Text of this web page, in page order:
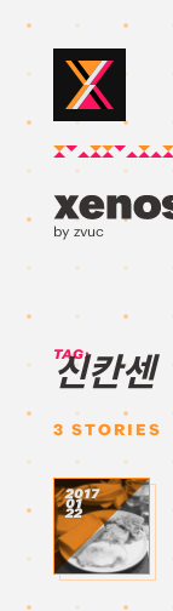
by zvuc
TAG:
신칸센
3 STORIES
2017
01
22